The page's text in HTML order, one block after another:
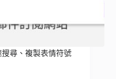
搜尋、複製表情符號